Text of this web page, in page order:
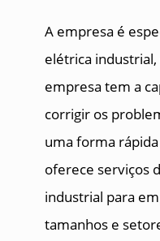
A empresa é
elétrica
empresa tem a
corrigir os
uma forma
oferece serviços
industrial para
tamanhos e